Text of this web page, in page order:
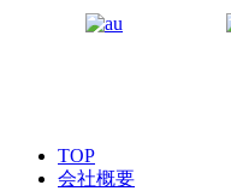
TOP
会社概要